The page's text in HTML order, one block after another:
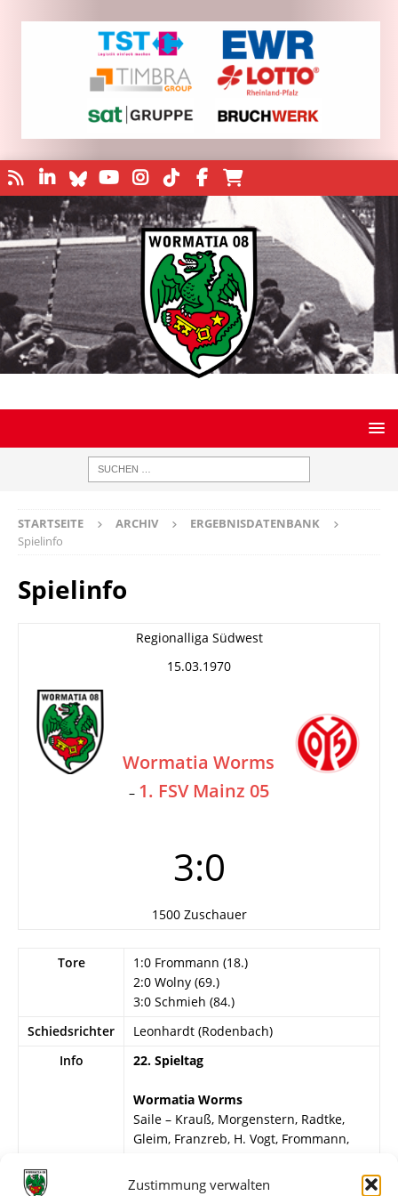
Zustimmung verwalten
STARTSEITE ARCHIV
ERGEBNISDATENBANK
Spielinfo
Spielinfo
Regionalliga Südwest
15.03.1970
Wormatia Worms
– 1. FSV Mainz 05
3:0
1500 Zuschauer
Tore
1:0 Frommann (18.)
2:0 Wolny (69.)
3:0 Schmieh (84.)
Schiedsrichter
Leonhardt (Rodenbach)
Info
22. Spieltag
Wormatia Worms
Saile – Krauß, Morgenstern, Radtke,
Gleim, Franzreb, H. Vogt, Frommann,